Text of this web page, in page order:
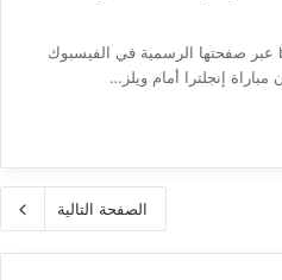
الادعاء: ادعت قنوات beIN SPORTS عبر صفحتها الرسمية في الفيسبوك
إنجلترا أمام ويلز…
الصفحة التالية